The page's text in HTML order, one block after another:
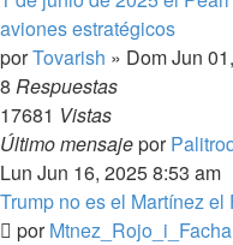
aviones estratégicos
porTovarish » Dom Jun
8 Respuestas
17681 Vistas
Último mensajepor
Lun Jun 16, 2025 8:53 am
Trump no es el Martínez el
porMtnez_Rojo_i_Facha